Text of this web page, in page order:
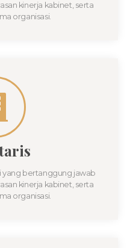
kinerja kabinet, serta
organisasi.
bertanggung jawab
kinerja kabinet, serta
organisasi.